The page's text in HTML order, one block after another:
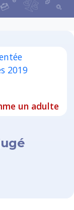
2019
un adulte